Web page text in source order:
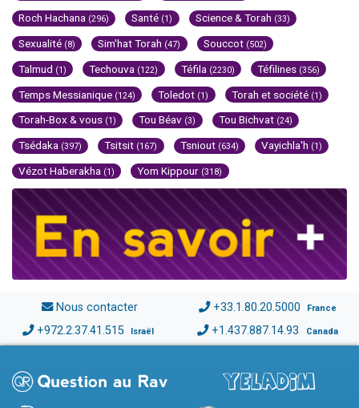
Roch Hachana (296) Santé (1) Science & Torah (33)
Sexualité (8) Sim'hat Torah (47) Souccot (502)
Talmud (1) Techouva (122) Téfila (2230) Téfilines (356)
Temps Messianique (124) Toledot (1) Torah et société (1)
Torah-Box & vous (1) Tou Béav (3) Tou Bichvat (24)
Tsédaka (397) Tsitsit (167) Tsniout (634) Vayichla'h (1)
Vézot Haberakha (1) Yom Kippour (318)
Nous contacter +33.1.80.20.5000 France
+972.2.37.41.515 Israël +1.437.887.14.93 Canada